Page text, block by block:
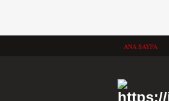
ANA SAYFA